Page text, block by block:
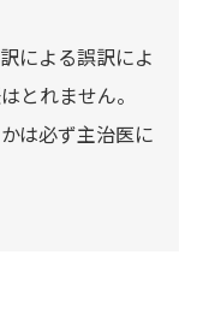
による誤訳によ
とれません。
は必ず主治医に